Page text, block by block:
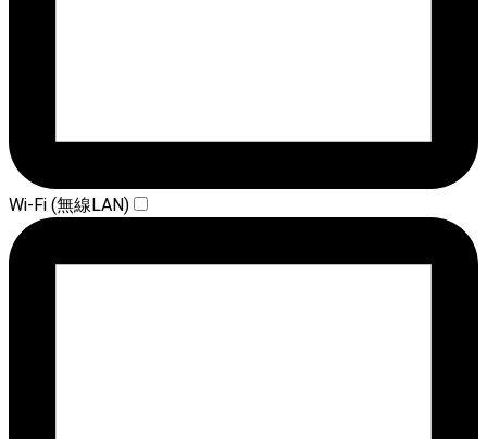
Wi-Fi (無線LAN)